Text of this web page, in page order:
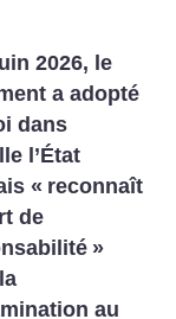
2026, le
a adopté
dans
l’État
« reconnaît
de
»
au